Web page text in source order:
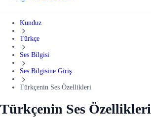
Kunduz
Türkçe
Ses Bilgisi
Ses Bilgisine Giriş
Türkçenin Ses Özellikleri
Türkçenin Ses Özellikleri